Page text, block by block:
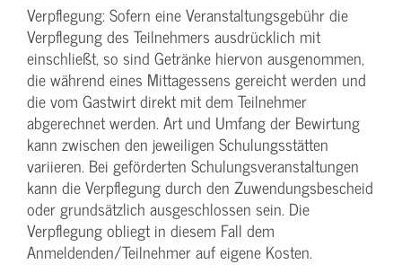
Verpflegung: Sofern eine Veranstaltungs­gebühr die
Verpflegung des Teilnehmers ausdrücklich mit
einschließt, so sind Getränke hiervon ausgenommen,
die während eines Mittagessens gereicht werden und
die vom Gastwirt direkt mit dem Teilnehmer
abgerechnet werden. Art und Umfang der Bewirtung
kann zwischen den jeweiligen Schulungsstätten
variieren. Bei geförderten Schulungs­veranstaltungen
kann die Verpflegung durch den Zuwendungs­bescheid
oder grundsätzlich ausgeschlossen sein. Die
Verpflegung obliegt in diesem Fall dem
Anmeldenden/­Teilnehmer auf eigene Kosten.